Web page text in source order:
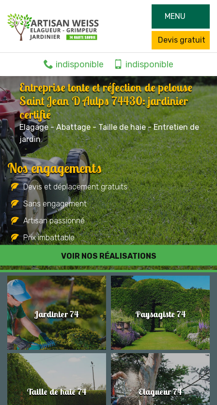
MENU
Devis gratuit
indisponible indisponible
Entreprise tonte et réfection de pelouse
Saint Jean D Aulps 74430: jardinier
certifié
Elagage - Abattage - Taille de haie - Entretien de
jardin
VOIR NOS RÉALISATIONS
Nos engagements
Devis et déplacement gratuits
Sans engagement
Artisan passionné
Prix imbattable
Travail de qualité
Jardinier 74 Paysagiste 74
Taille de haie 74 Elagueur 74